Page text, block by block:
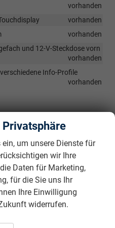
vorhanden
vorhanden
vorhanden
und 12-V-Steckdose vorn
vorhanden
Info-Profile
vorhanden
mit Fußgänger- und
vorhanden
um unsere Dienste für
wir Ihre
Daten für Marketing,
für die Sie uns Ihr
Ihre Einwilligung
widerrufen.